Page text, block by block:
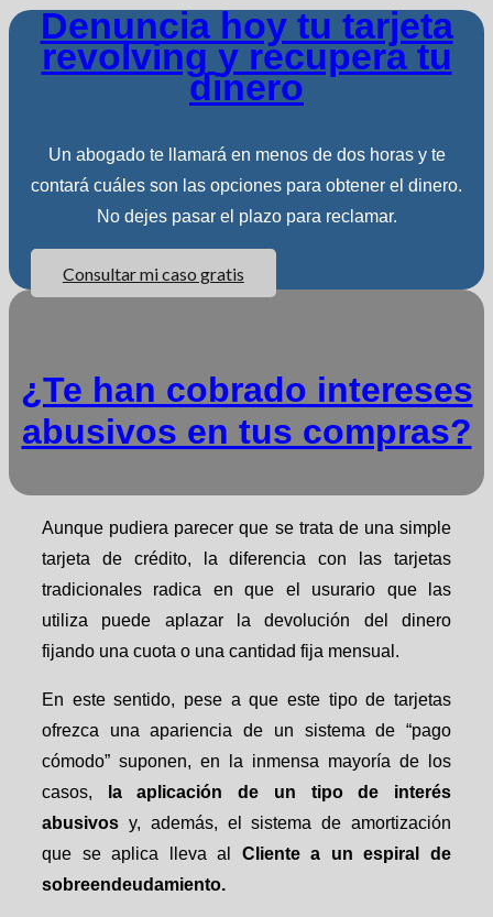
Denuncia hoy tu tarjeta
revolving y recupera tu
dinero
Un abogado te llamará en menos de dos horas y te
contará cuáles son las opciones para obtener el dinero.
No dejes pasar el plazo para reclamar.
Consultar mi caso gratis
¿Te han cobrado intereses
abusivos en tus compras?
Aunque pudiera parecer que se trata de una simple
tarjeta de crédito, la diferencia con las tarjetas
tradicionales radica en que el usurario que las
utiliza puede aplazar la devolución del dinero
fijando una cuota o una cantidad fija mensual.
En este sentido, pese a que este tipo de tarjetas
ofrezca una apariencia de un sistema de “pago
cómodo” suponen, en la inmensa mayoría de los
casos,
la aplicación de un tipo de interés
abusivos y, además, el sistema de amortización
que se aplica lleva al Cliente a un espiral de
sobreendeudamiento.